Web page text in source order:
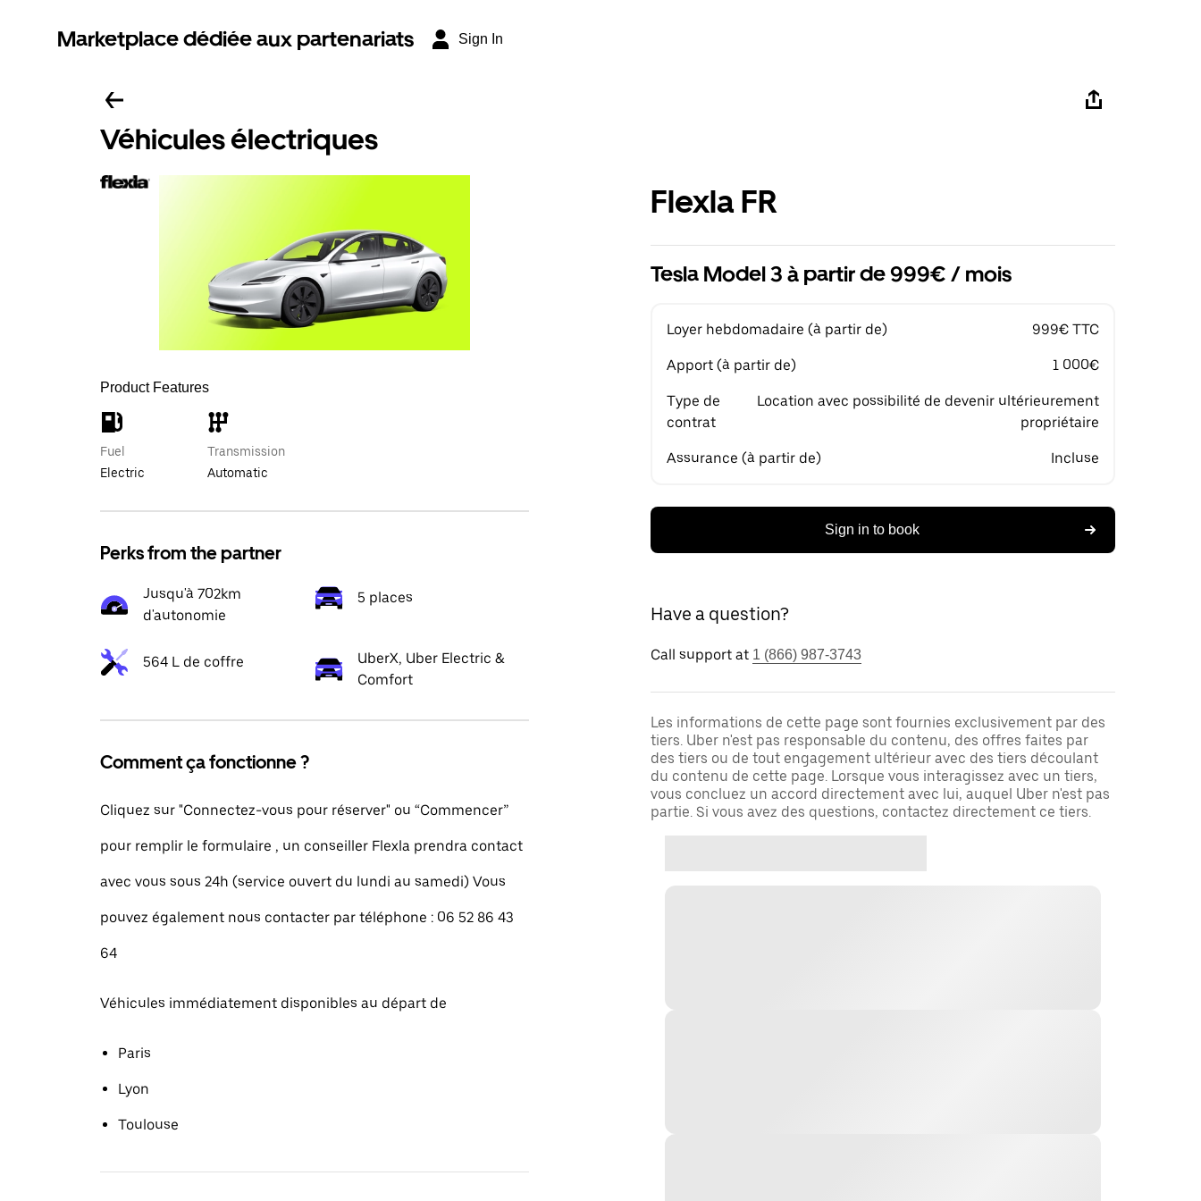
Marketplace dédiée aux partenariats Sign In
Véhicules électriques
Product Features
Fuel
Electric
Transmission
Automatic
Perks from the partner
Jusqu'à 702km
d'autonomie
5 places
564 L de coffre
UberX, Uber Electric &
Comfort
Comment ça fonctionne ?
Cliquez sur "Connectez-vous pour réserver" ou “Commencer”
pour remplir le formulaire , un conseiller Flexla prendra contact
avec vous sous 24h (service ouvert du lundi au samedi) Vous
pouvez également nous contacter par téléphone : 06 52 86 43
64
Véhicules immédiatement disponibles au départ de
Paris
Lyon
Toulouse
Flexla FR
Tesla Model 3 à partir de 999€ / mois
Loyer hebdomadaire (à partir de) 999€ TTC
Apport (à partir de) 1 000€
Type de
contrat
Location avec possibilité de devenir ultérieurement
propriétaire
Assurance (à partir de) Incluse
Sign in to book
Have a question?
Call support at 1 (866) 987-3743
Les informations de cette page sont fournies exclusivement par des
tiers. Uber n'est pas responsable du contenu, des offres faites par
des tiers ou de tout engagement ultérieur avec des tiers découlant
du contenu de cette page. Lorsque vous interagissez avec un tiers,
vous concluez un accord directement avec lui, auquel Uber n'est pas
partie. Si vous avez des questions, contactez directement ce tiers.